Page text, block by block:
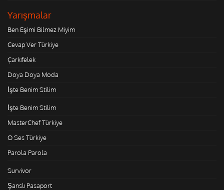
Yarışmalar
Ben Eşimi Bilmez Miyim
Cevap Ver Türkiye
Çarkıfelek
Doya Doya Moda
İşte Benim Stilim
İşte Benim Stilim
MasterChef Türkiye
O Ses Türkiye
Parola Parola
Survivor
Şanslı Pasaport